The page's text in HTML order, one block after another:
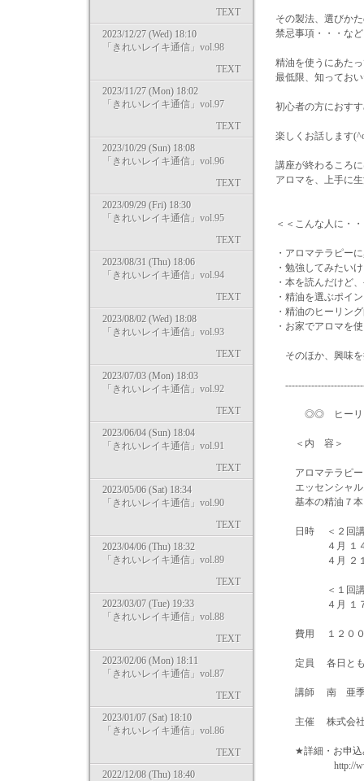
TEXT
2023/12/27 (Wed) 18:10
「きれいレイキ通信」vol.98
TEXT
2023/11/27 (Mon) 18:02
「きれいレイキ通信」vol.97
TEXT
2023/10/29 (Sun) 18:08
「きれいレイキ通信」vol.96
TEXT
2023/09/29 (Fri) 18:30
「きれいレイキ通信」vol.95
TEXT
2023/08/31 (Thu) 18:06
「きれいレイキ通信」vol.94
TEXT
2023/08/02 (Wed) 18:08
「きれいレイキ通信」vol.93
TEXT
2023/07/03 (Mon) 18:03
「きれいレイキ通信」vol.92
TEXT
2023/06/04 (Sun) 18:04
「きれいレイキ通信」vol.91
TEXT
2023/05/06 (Sat) 18:34
「きれいレイキ通信」vol.90
TEXT
2023/04/06 (Thu) 18:32
「きれいレイキ通信」vol.89
TEXT
2023/03/07 (Tue) 19:33
「きれいレイキ通信」vol.88
TEXT
2023/02/06 (Mon) 18:11
「きれいレイキ通信」vol.87
TEXT
2023/01/07 (Sat) 18:10
「きれいレイキ通信」vol.86
TEXT
2022/12/08 (Thu) 18:40
その製法、選びか
禁忌事項・・・など
精油を使うにあた
最低限、知ってお
初心者の方におす
楽しくお話します
講座が終わるころ
アロマを、上手に
＜＜こんな人に・
・アロマテラピー
・勉強してみたい
・本を読んだけど
・精油を選ぶポイ
・精油のヒーリン
・お家でアロマを
そのほか、興味を
◎◎ ヒーリン
＜内 容＞
アロマテラピー
エッセンシャル
基本の精油７本
日時 ＜２回講
４月 １４日（
４月 ２１日 (
＜１回講
４月 １７日（
費用 １２００
定員 各日とも
講師 南 亜
主催 株式会社
★詳細・お申込
http://www.kiya-